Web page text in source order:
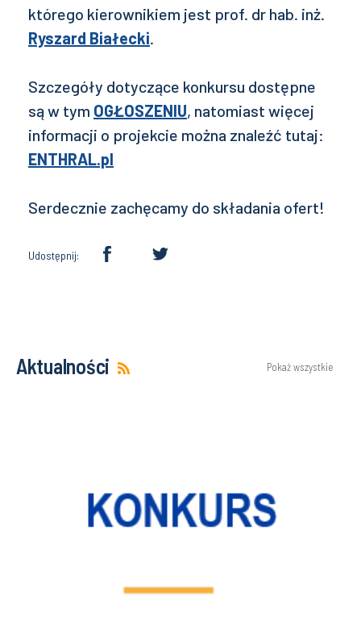
którego kierownikiem jest prof. dr hab. inż.
Ryszard Białecki.
Szczegóły dotyczące konkursu dostępne
są w tym OGŁOSZENIU, natomiast więcej
informacji o projekcie można znaleźć tutaj:
ENTHRAL.pl
Serdecznie zachęcamy do składania ofert!
Udostępnij:
Aktualności Pokaż wszystkie